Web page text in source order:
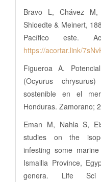
Bravo L, Chávez M,
Shioedte & Meinert,
Pacífico este.
https://acortar.link/
Figueroa A.
(Ocyurus
sostenible en el
Honduras. Zamorano;
Eman M, Nahla S,
studies on the
infesting some
Ismailia Province,
genera. Life Sci